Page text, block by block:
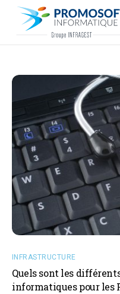
Qui sommes-nous ?
Nos ressources
Support
INFRASTRUCTURE
Quels sont les
informatiques pour les